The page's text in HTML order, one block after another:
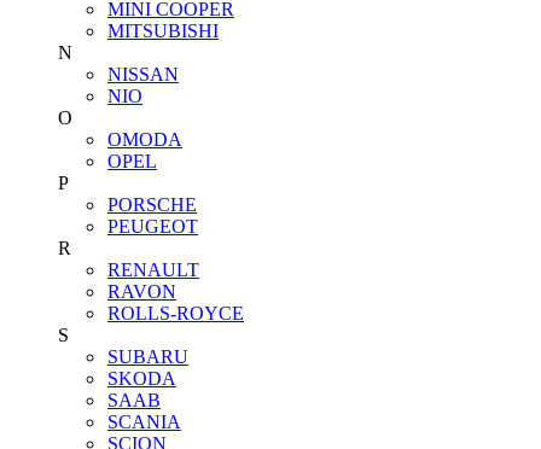
MINI COOPER
MITSUBISHI
N
NISSAN
NIO
O
OMODA
OPEL
P
PORSCHE
PEUGEOT
R
RENAULT
RAVON
ROLLS-ROYCE
S
SUBARU
SKODA
SAAB
SCANIA
SCION